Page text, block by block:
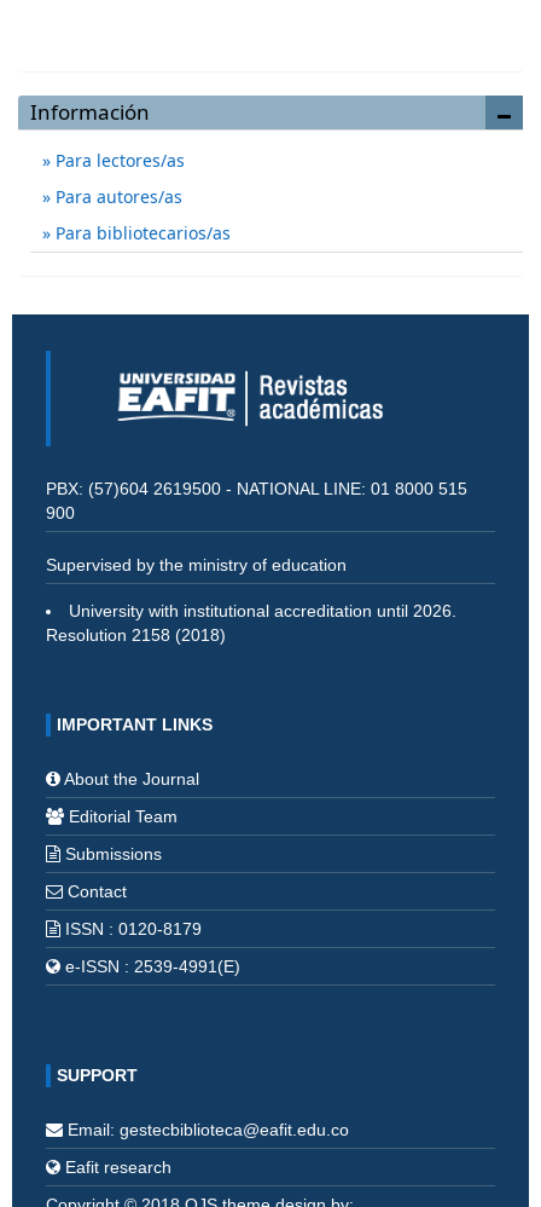
Información
Para lectores/as
Para autores/as
Para bibliotecarios/as
PBX: (57)604 2619500 - NATIONAL LINE: 01 8000 515
900
Supervised by the ministry of education
University with institutional accreditation until 2026.
Resolution 2158 (2018)
IMPORTANT LINKS
About the Journal
Editorial Team
Submissions
Contact
ISSN : 0120-8179
e-ISSN : 2539-4991(E)
SUPPORT
Email: gestecbiblioteca@eafit.edu.co
Eafit research